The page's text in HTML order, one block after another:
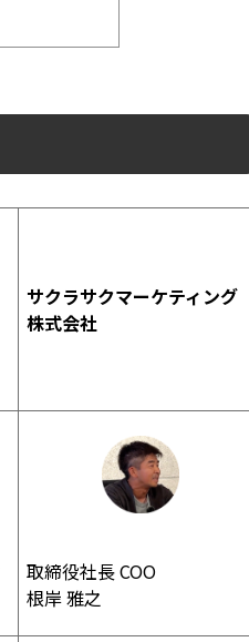
サクラサクマーケティング
株式会社
取締役社長 COO
根岸 雅之